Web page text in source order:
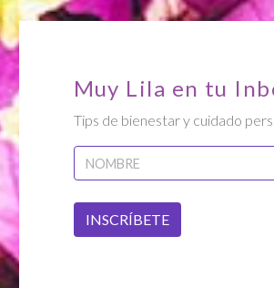
Muy Lila en tu
Tips de bienestar y cuidado
INSCRÍBETE